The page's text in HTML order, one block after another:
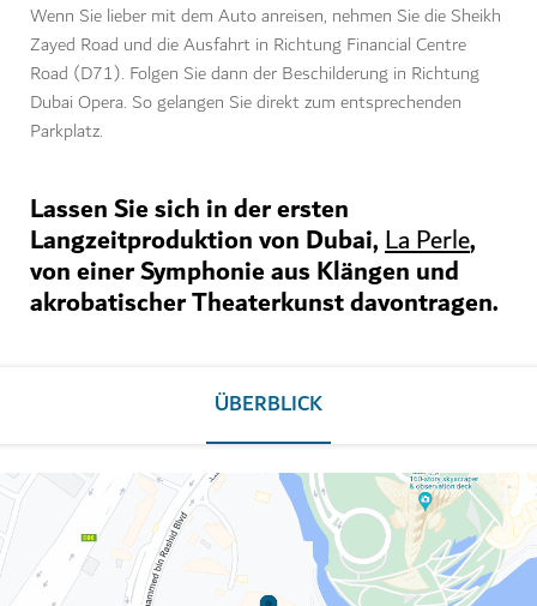
Wenn Sie lieber mit dem Auto anreisen, nehmen Sie die Sheikh
Zayed Road und die Ausfahrt in Richtung Financial Centre
Road (D71). Folgen Sie dann der Beschilderung in Richtung
Dubai Opera. So gelangen Sie direkt zum entsprechenden
Parkplatz.
Lassen Sie sich in der ersten
Langzeitproduktion von Dubai,La Perle,
von einer Symphonie aus Klängen und
akrobatischer Theaterkunst davontragen.
ÜBERBLICK